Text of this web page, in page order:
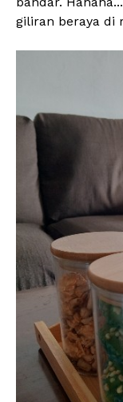
giliran beraya di